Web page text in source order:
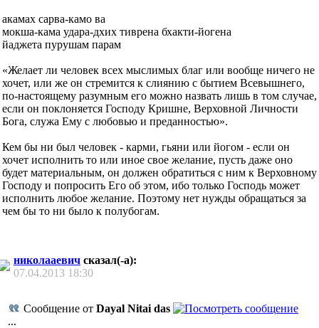
акамах сарва-камо ва
мокша-кама удара-дхих тиврена бхакти-йогена
йаджета пурушам парам
«Желает ли человек всех мыслимых благ или вообще ничего не
хочет, или же он стремится к слиянию с бытием Всевышнего,
по-настоящему разумным его можно назвать лишь в том случае,
если он поклоняется Господу Кришне, Верховной Личности
Бога, служа Ему с любовью и преданностью».
Кем бы ни был человек - карми, гьяни или йогом - если он
хочет исполнить то или иное свое желание, пусть даже оно
будет материальным, он должен обратиться с ним к Верховному
Господу и попросить Его об этом, ибо только Господь может
исполнить любое желание. Поэтому нет нужды обращаться за
чем бы то ни было к полубогам.
николааевич сказал(-а):
07.04.2013 18:30
Сообщение от Dayal Nitai das
...